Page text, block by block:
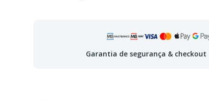
Garantia de segurança & checkout